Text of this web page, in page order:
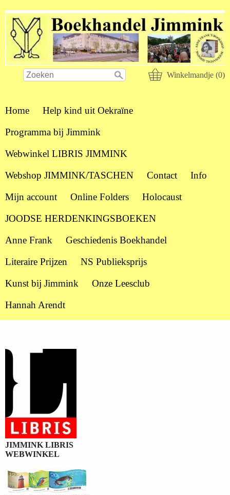
Winkelmandje (0)
Home
Help kind uit Oekraïne
Programma bij Jimmink
Webwinkel LIBRIS JIMMINK
Webshop JIMMINK/TASCHEN
Contact
Info
Mijn account
Online Folders
Holocaust
JOODSE HERDENKINGSBOEKEN
Anne Frank
Geschiedenis Boekhandel
Literaire Prijzen
NS Publieksprijs
Kunst bij Jimmink
Onze Leesclub
Hannah Arendt
JIMMINK LIBRIS
WEBWINKEL